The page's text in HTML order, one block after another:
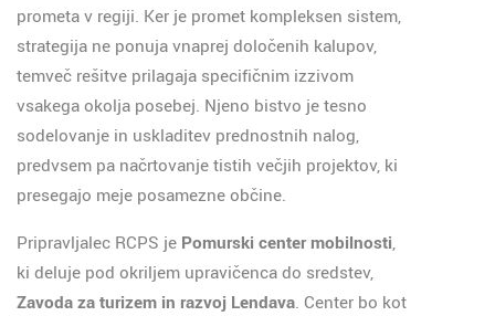
prometa v regiji. Ker je promet kompleksen sistem,
strategija ne ponuja vnaprej določenih kalupov,
temveč rešitve prilagaja specifičnim izzivom
vsakega okolja posebej. Njeno bistvo je tesno
sodelovanje in uskladitev prednostnih nalog,
predvsem pa načrtovanje tistih večjih projektov, ki
presegajo meje posamezne občine.
Pripravljalec RCPS je Pomurski center mobilnosti,
ki deluje pod okriljem upravičenca do sredstev,
Zavoda za turizem in razvoj Lendava. Center bo kot